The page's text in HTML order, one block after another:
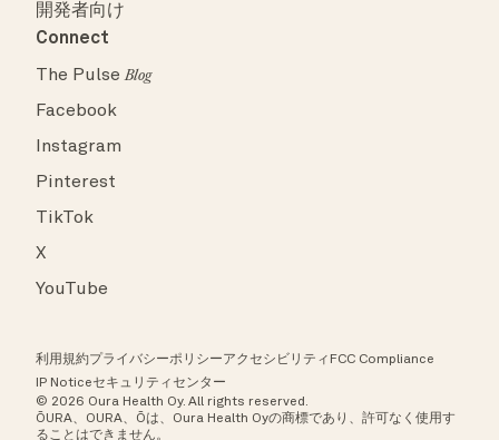
開発者向け
Connect
The PulseBlog
Facebook
Instagram
Pinterest
TikTok
X
YouTube
利用規約プライバシーポリシーアクセシビリティ FCC Compliance
IP Noticeセキュリティセンター
© 2026 Oura Health Oy. All rights reserved.
ŌURA、OURA、Ōは、Oura Health Oyの商標であり、許可なく使用す
ることはできません。